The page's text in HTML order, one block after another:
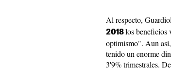
Al respecto,
2018 los beneficios
optimismo". Aun
tenido un enorme
3'9% trimestrales.